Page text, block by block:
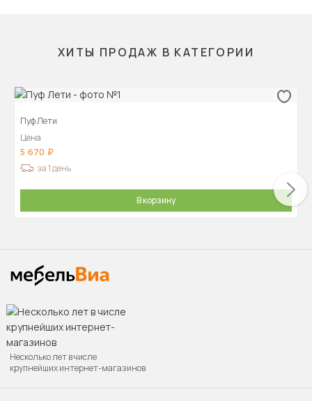
ХИТЫ ПРОДАЖ В КАТЕГОРИИ
Пуф Лети
Цена
5 670
за 1 день
В корзину
Несколько лет в числе
крупнейших интернет-магазинов